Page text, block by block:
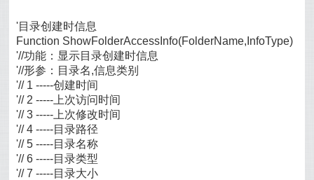
'目录创建时信息
Function ShowFolderAccessInfo(FolderName,InfoType)
'//功能：显示目录创建时信息
'//形参：目录名,信息类别
'// 1 -----创建时间
'// 2 -----上次访问时间
'// 3 -----上次修改时间
'// 4 -----目录路径
'// 5 -----目录名称
'// 6 -----目录类型
'// 7 -----目录大小